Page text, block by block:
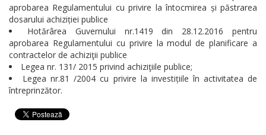
aprobarea Regulamentului cu privire la întocmirea și păstrarea
dosarului achiziției publice
Hotărârea Guvernului nr.1419 din 28.12.2016 pentru
aprobarea Regulamentului cu privire la modul de planificare a
contractelor de achiziţii publice
Legea nr. 131/ 2015 privind achiziţiile publice;
Legea nr.81 /2004 cu privire la investițiile în activitatea de
întreprinzător.